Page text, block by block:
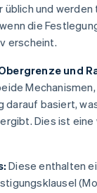
üblich und
die
erscheint.
und
darauf basiert,
Dies ist
Diese enthalten